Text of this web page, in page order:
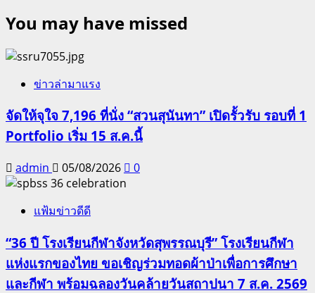
You may have missed
ข่าวล่ามาแรง
จัดให้จุใจ 7,196 ที่นั่ง “สวนสุนันทา” เปิดรั้วรับ รอบที่ 1
Portfolio เริ่ม 15 ส.ค.นี้
admin 05/08/2026 0
แฟ้มข่าวดีดี
“36 ปี โรงเรียนกีฬาจังหวัดสุพรรณบุรี” โรงเรียนกีฬา
แห่งแรกของไทย ขอเชิญร่วมทอดผ้าป่าเพื่อการศึกษา
และกีฬา พร้อมฉลองวันคล้ายวันสถาปนา 7 ส.ค. 2569